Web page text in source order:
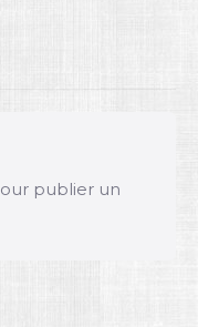
publier un